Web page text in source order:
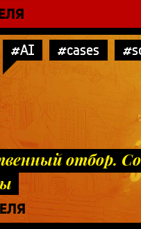
#AI #cases
отбор.